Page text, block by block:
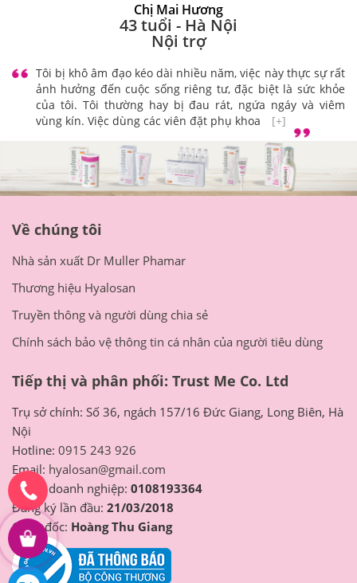
Chị Mai Hương
43 tuổi - Hà Nội
Nội trợ
Tôi bị khô âm đạo kéo dài nhiều năm, việc này thực sự rất
ảnh hưởng đến cuộc sống riêng tư, đặc biệt là sức khỏe
của tôi. Tôi thường hay bị đau rát, ngứa ngáy và viêm
vùng kín. Việc dùng các viên đặt phụ khoa
[+]
Về chúng tôi
Nhà sản xuất Dr Muller Phamar
Thương hiệu Hyalosan
Truyền thông và người dùng chia sẻ
Chính sách bảo vệ thông tin cá nhân của người tiêu dùng
Tiếp thị và phân phối: Trust Me Co. Ltd
Trụ sở chính: Số 36, ngách 157/16 Đức Giang, Long Biên, Hà
Nội
Hotline: 0915 243 926
Email: hyalosan@gmail.com
Mã số doanh nghiệp: 0108193364
Đăng ký lần đầu: 21/03/2018
Giám đốc: Hoàng Thu Giang